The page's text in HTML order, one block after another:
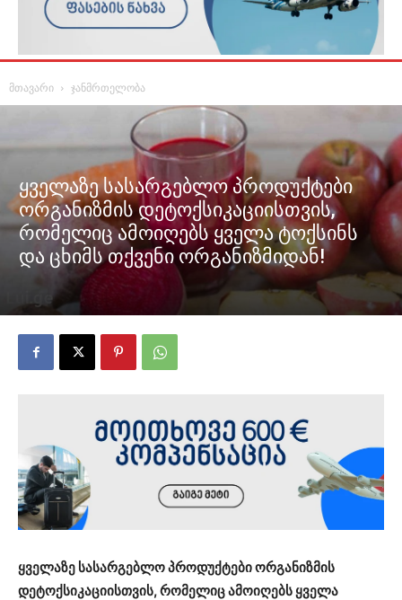
მთავარი ჯანმრთელობა
ყველაზე სასარგებლო პროდუქტები
ორგანიზმის დეტოქსიკაციისთვის,
რომელიც ამოიღებს ყველა ტოქსინს
და ცხიმს თქვენი ორგანიზმიდან!
ყველაზე სასარგებლო პროდუქტები ორგანიზმის
დეტოქსიკაციისთვის, რომელიც ამოიღებს ყველა